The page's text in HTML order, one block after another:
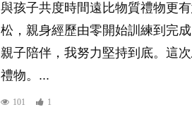
與孩子共度時間遠比物質禮物更
松，親身經歷由零開始訓練到完
親子陪伴，我努力堅持到底。這
禮物。...
101 1